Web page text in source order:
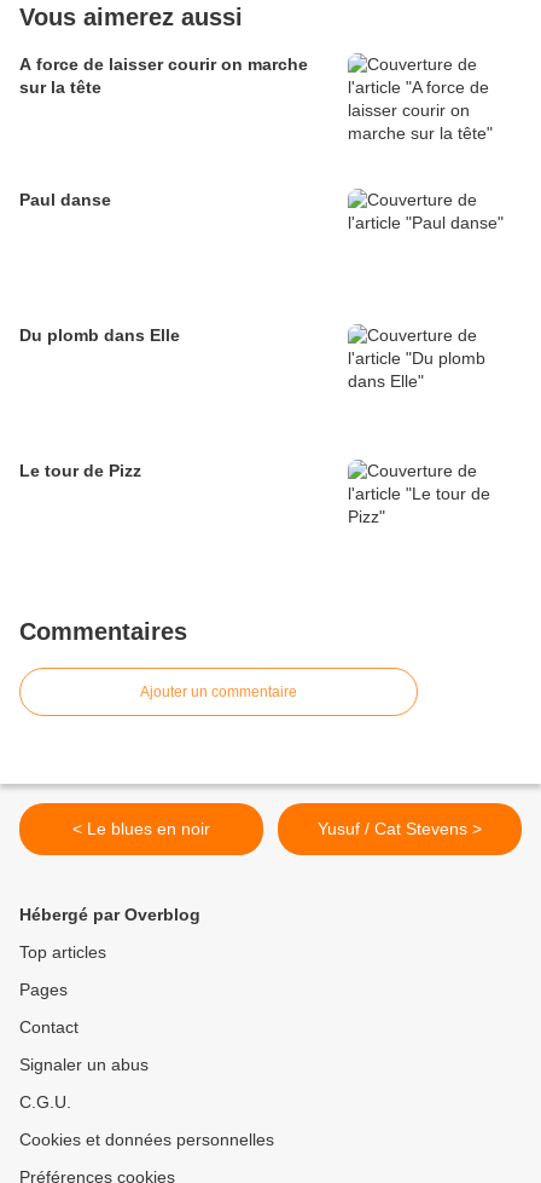
Vous aimerez aussi
A force de laisser courir on marche
sur la tête
Paul danse
Du plomb dans Elle
Le tour de Pizz
Commentaires
Ajouter un commentaire
< Le blues en noir Yusuf / Cat Stevens >
Hébergé par Overblog
Top articles
Pages
Contact
Signaler un abus
C.G.U.
Cookies et données personnelles
Préférences cookies